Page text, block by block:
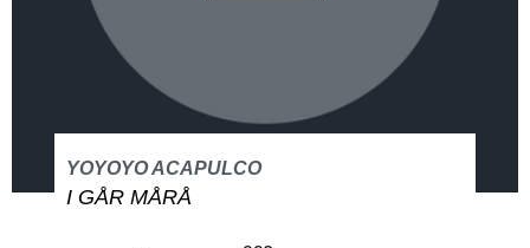
YOYOYO ACAPULCO
I GÅR MÅRÅ